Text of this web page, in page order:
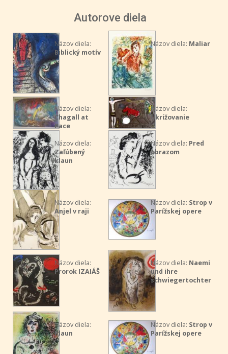
Autorove diela
Názov diela:
Biblický motív
Názov diela: Maliar
Názov diela:
Chagall at
Pace
Názov diela:
Ukrižovanie
Názov diela:
Zaľúbený
klaun
Názov diela: Pred
obrazom
Názov diela:
Anjel v raji
Názov diela: Strop v
Parížskej opere
Názov diela:
Prorok IZAIÁŠ
Názov diela: Naemi
und ihre
schwiegertochter
Názov diela:
Klaun
Názov diela: Strop v
Parížskej opere